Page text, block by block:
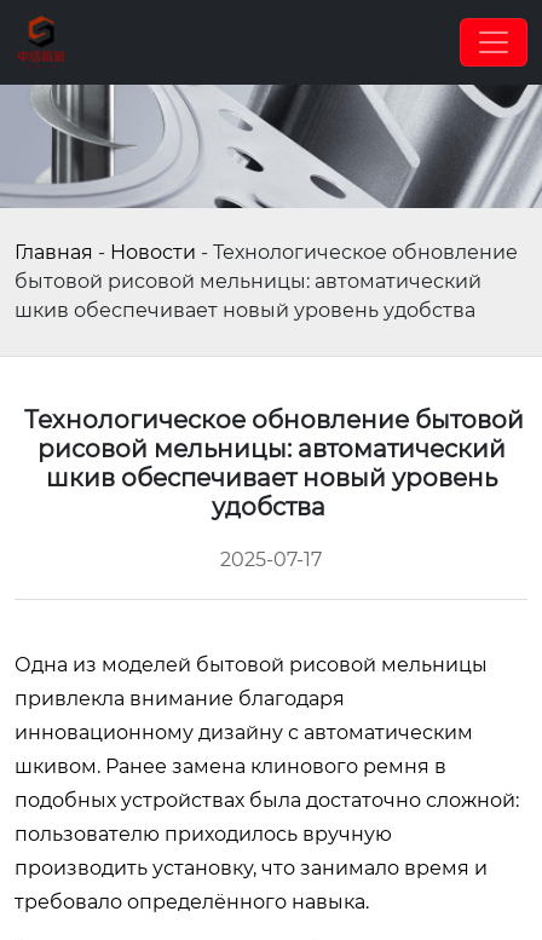
Главная - Новости - Технологическое обновление
бытовой рисовой мельницы: автоматический
шкив обеспечивает новый уровень удобства
Технологическое обновление бытовой
рисовой мельницы: автоматический
шкив обеспечивает новый уровень
удобства
2025-07-17
Одна из моделей бытовой рисовой мельницы
привлекла внимание благодаря
инновационному дизайну с автоматическим
шкивом. Ранее замена клинового ремня в
подобных устройствах была достаточно сложной:
пользователю приходилось вручную
производить установку, что занимало время и
требовало определённого навыка.